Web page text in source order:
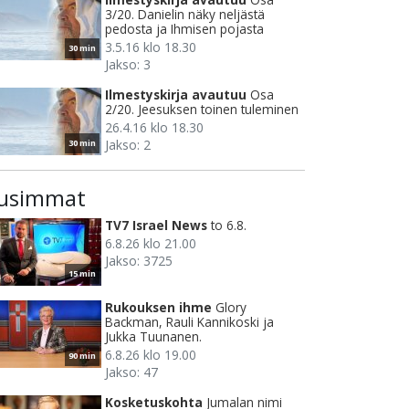
30 min
3/20. Danielin näky neljästä
pedosta ja Ihmisen pojasta
3.5.16 klo 18.30
Jakso: 3
30 min
Ilmestyskirja avautuu Osa
2/20. Jeesuksen toinen tuleminen
26.4.16 klo 18.30
Jakso: 2
15 min
TV7 Israel News to 6.8.
6.8.26 klo 21.00
Jakso: 3725
90 min
Rukouksen ihme Glory
Backman, Rauli Kannikoski ja
Jukka Tuunanen.
6.8.26 klo 19.00
Jakso: 47
Kosketuskohta Jumalan nimi